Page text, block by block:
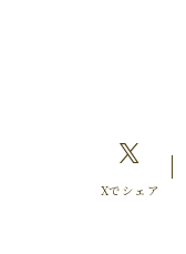
Xでシェア